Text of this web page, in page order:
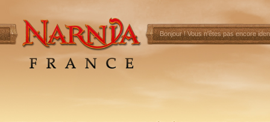
Bonjour !Vous n'êtes pas encore